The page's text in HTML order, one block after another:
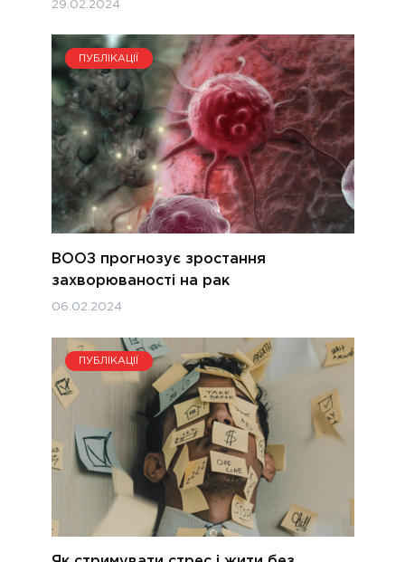
29.02.2024
ПУБЛІКАЦІЇ
ВООЗ прогнозує зростання
захворюваності на рак
06.02.2024
ПУБЛІКАЦІЇ